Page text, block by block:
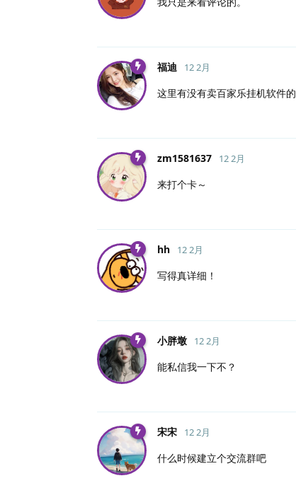
福迪 12 2月
这里有没有卖百家乐挂机软件的
zm1581637 12 2月
来打个卡～
hh 12 2月
写得真详细！
小胖墩 12 2月
能私信我一下不？
宋宋 12 2月
什么时候建立个交流群吧